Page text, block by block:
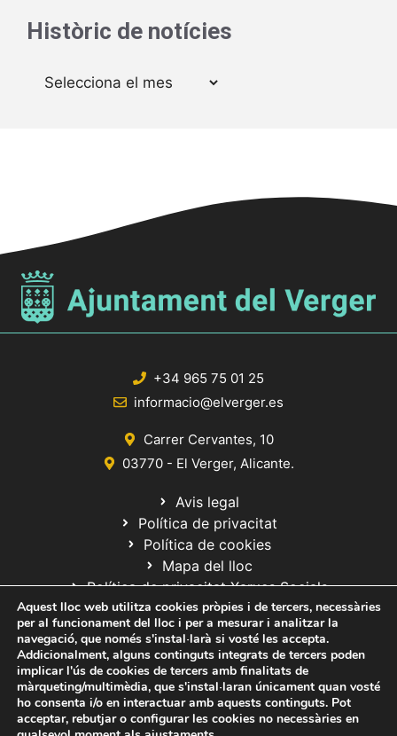
Històric de notícies
Arxius
+34 965 75 01 25
informacio@elverger.es
Carrer Cervantes, 10
03770 - El Verger, Alicante.
Avis legal
Política de privacitat
Política de cookies
Mapa del lloc
Política de privacitat Xarxes Socials
© 2020 Web desarrollada por el Servicio de Informática de Diputación
de Alicante
Aquest lloc web utilitza cookies pròpies i de tercers, necessàries
per al funcionament del lloc i per a mesurar i analitzar la
navegació, que només s'instal·larà si vosté les accepta.
Addicionalment, alguns continguts integrats de tercers poden
implicar l'ús de cookies de tercers amb finalitats de
màrqueting/multimèdia, que s'instal·laran únicament quan vosté
ho consenta i/o en interactuar amb aquests continguts. Pot
acceptar, rebutjar o configurar les cookies no necessàries en